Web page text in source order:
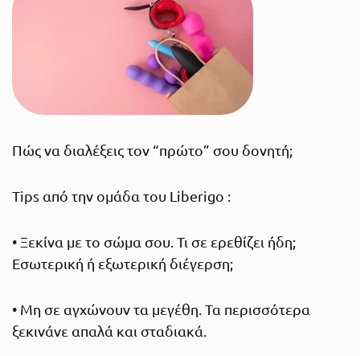
Πώς να διαλέξεις τον “πρώτο” σου δονητή;
Tips από την ομάδα του Liberigo :
• Ξεκίνα με το σώμα σου. Τι σε ερεθίζει ήδη;
Εσωτερική ή εξωτερική διέγερση;
• Μη σε αγχώνουν τα μεγέθη. Τα περισσότερα
ξεκινάνε απαλά και σταδιακά.